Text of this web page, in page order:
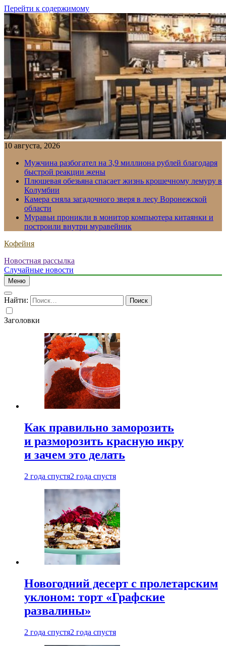
Перейти к содержимому
10 августа, 2026
Мужчина разбогател на 3,9 миллиона рублей благодаря
быстрой реакции жены
Плюшевая обезьяна спасает жизнь крошечному лемуру в
Колумбии
Камера сняла загадочного зверя в лесу Воронежской
области
Муравьи проникли в монитор компьютера китаянки и
построили внутри муравейник
Кофейня
Новостная рассылка
Случайные новости
Меню
Найти:
Заголовки
Как правильно заморозить
и разморозить красную икру
и зачем это делать
2 года спустя2 года спустя
Новогодний десерт с пролетарским
уклоном: торт «Графские
развалины»
2 года спустя2 года спустя